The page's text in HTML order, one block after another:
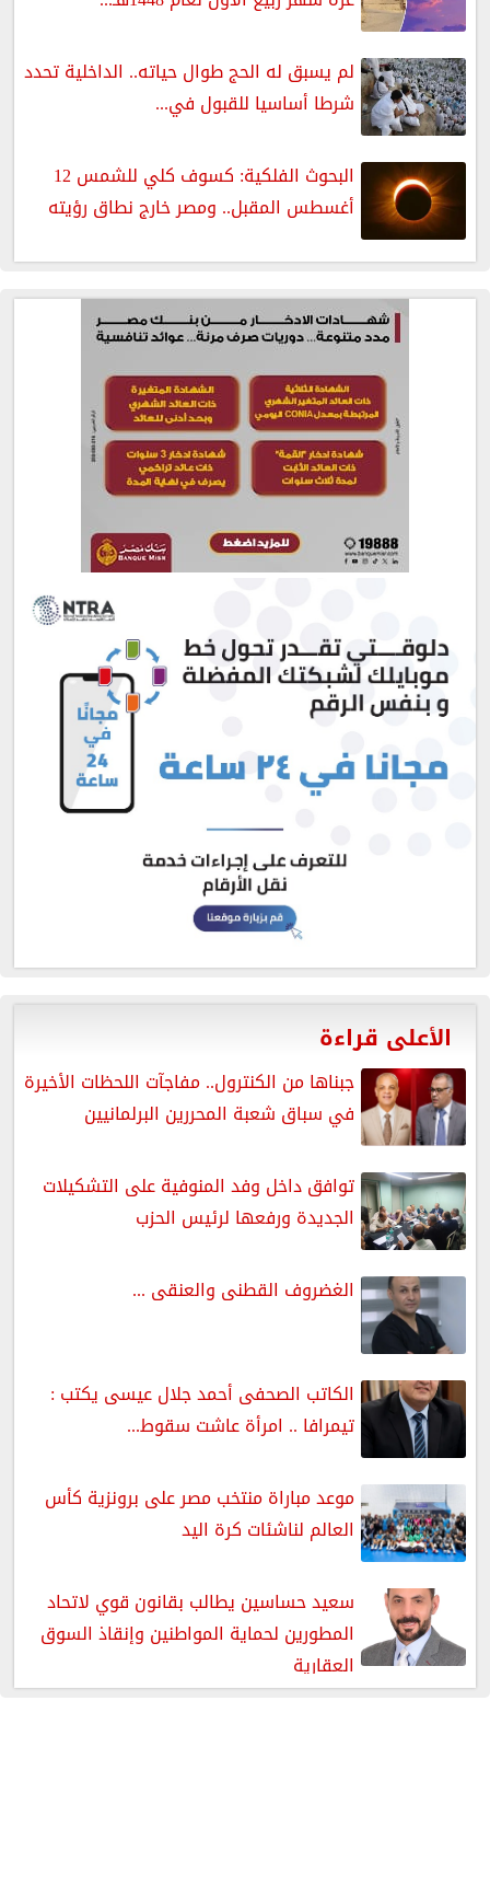
لم يسبق له الحج طوال حياته.. الداخلية تحدد
شرطا أساسيا للقبول في...
البحوث الفلكية: كسوف كلي للشمس 12
أغسطس المقبل.. ومصر خارج نطاق رؤيته
الأعلى قراءة
جبناها من الكنترول.. مفاجآت اللحظات الأخيرة
في سباق شعبة المحررين البرلمانيين
توافق داخل وفد المنوفية على التشكيلات
الجديدة ورفعها لرئيس الحزب
الغضروف القطنى والعنقى ...
الكاتب الصحفى أحمد جلال عيسى يكتب :
تيمرافا .. امرأة عاشت سقوط...
موعد مباراة منتخب مصر على برونزية كأس
العالم لناشئات كرة اليد
سعيد حساسين يطالب بقانون قوي لاتحاد
المطورين لحماية المواطنين وإنقاذ السوق
العقارية